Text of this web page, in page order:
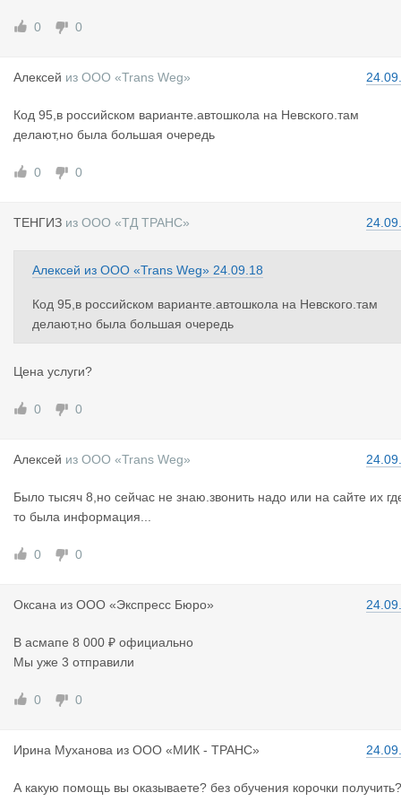
0 0
Алексей из ООО «Trans Weg»
Код 95,в российском варианте.автошкола на Невского.там
делают,но была большая очередь
0 0
ТЕНГИЗ из ООО «ТД ТРАНС»
Алексей из ООО «Trans Weg» 24.09.18
Код 95,в российском варианте.автошкола на Невского.там
делают,но была большая очередь
Цена услуги?
0 0
Алексей из ООО «Trans Weg»
Было тысяч 8,но сейчас не знаю.звонить надо или на сайте их
то была информация...
0 0
Оксана из ООО «Экспресс Бюро»
В асмапе 8 000 ₽ официально
Мы уже 3 отправили
0 0
Ирина Муханова из ООО «МИК - ТРАНС»
А какую помощь вы оказываете? без обучения корочки получить?